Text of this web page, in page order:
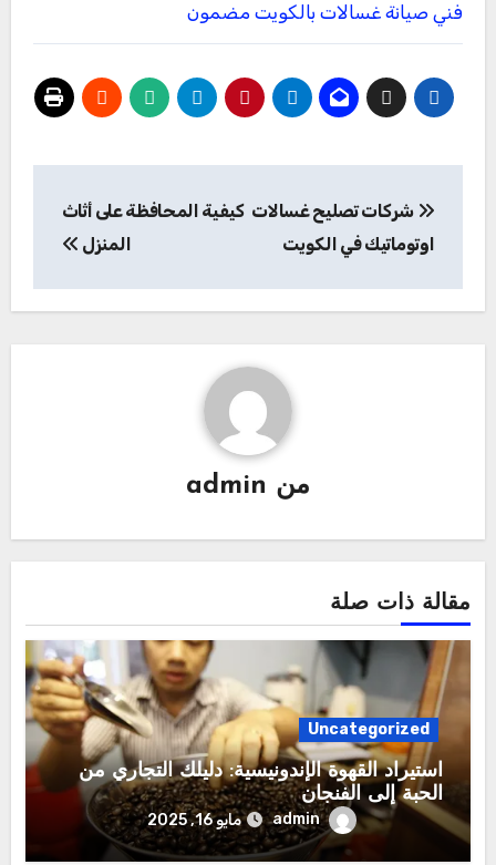
فني صيانة غسالات بالكويت مضمون
المقالات
شركات تصليح غسالات
اوتوماتيك في الكويت
كيفية المحافظة على أثاث
المنزل
من admin
مقالة ذات صلة
Uncategorized
استيراد القهوة الإندونيسية: دليلك التجاري من
الحبة إلى الفنجان
admin مايو 16, 2025